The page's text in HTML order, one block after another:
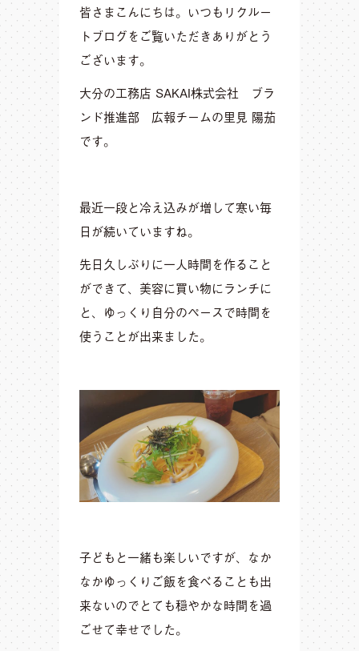
皆さまこんにちは。いつもリクルー
トブログをご覧いただきありがとう
ございます。
大分の工務店 SAKAI株式会社 ブラ
ンド推進部 広報チームの里見 陽茄
です。
最近一段と冷え込みが増して寒い毎
日が続いていますね。
先日久しぶりに一人時間を作ること
ができて、美容に買い物にランチに
と、ゆっくり自分のペースで時間を
使うことが出来ました。
子どもと一緒も楽しいですが、なか
なかゆっくりご飯を食べることも出
来ないのでとても穏やかな時間を過
ごせて幸せでした。